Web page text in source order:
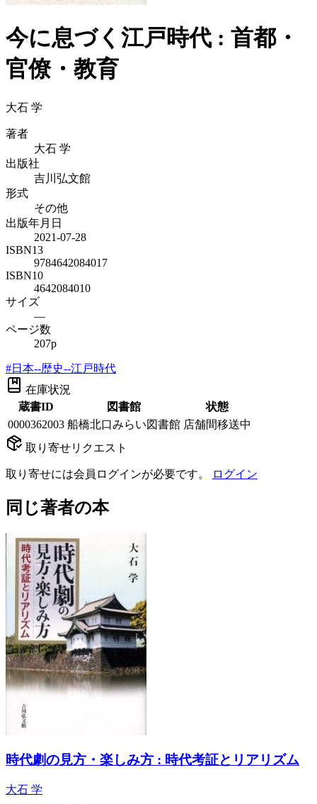
今に息づく江戸時代 : 首都・
官僚・教育
大石 学
著者
大石 学
出版社
吉川弘文館
形式
その他
出版年月日
2021-07-28
ISBN13
9784642084017
ISBN10
4642084010
サイズ
—
ページ数
207p
#日本--歴史--江戸時代
在庫状況
蔵書ID
図書館
状態
0000362003 船橋北口みらい図書館 店舗間移送中
取り寄せリクエスト
取り寄せには会員ログインが必要です。 ログイン
同じ著者の本
時代劇の見方・楽しみ方 : 時代考証とリアリズム
大石 学